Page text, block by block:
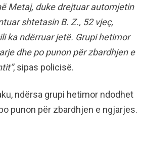
Metaj, duke drejtuar automjetin
shtetasin B. Z., 52 vjeç,
ka ndërruar jetë. Grupi hetimor
dhe po punon për zbardhjen e
, sipas policisë.
ndërsa grupi hetimor ndodhet
punon për zbardhjen e ngjarjes.